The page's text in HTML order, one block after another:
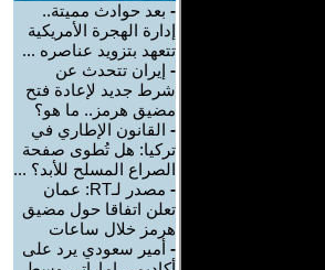
- بعد حوادث مميتة..
إدارة الهجرة الأمريكية
تتعهد بتزويد عناصره ...
- إيران تتحدث عن
شرط جديد لإعادة فتح
مضيق هرمز.. ما هو؟
- القانون الإطاري في
تركيا: هل تُطوى صفحة
الصراع المسلح للأبد؟ ...
-
مصدر لـRT: عمان
تعلن اتفاقا حول مضيق
هرمز خلال ساعات
- أمير سعودي يرد على